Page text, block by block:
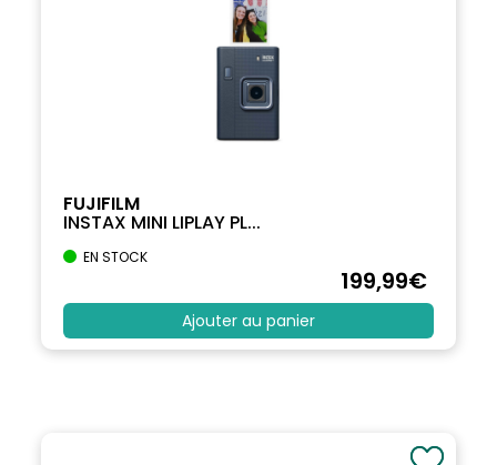
FUJIFILM
INSTAX MINI LIPLAY PL...
EN STOCK
199,99€
Ajouter au panier